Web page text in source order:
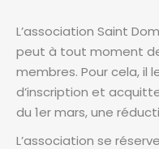
L’association Saint
peut à tout moment
membres. Pour cela, il
d’inscription et
du 1er mars, une
L’association se